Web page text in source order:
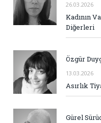
26.03.2026
Kadının
Diğerleri
Özgür
13.03.2026
Asırlık
Gürel